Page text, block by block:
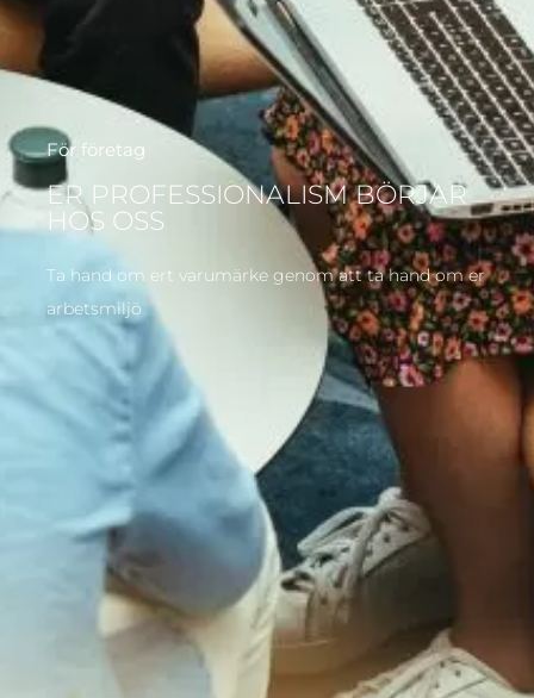
För företag
ER PROFESSIONALISM BÖRJAR
HOS OSS
Ta hand om ert varumärke genom att ta hand om er
arbetsmiljö